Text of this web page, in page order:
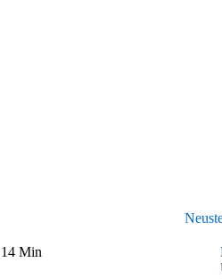
14 Min